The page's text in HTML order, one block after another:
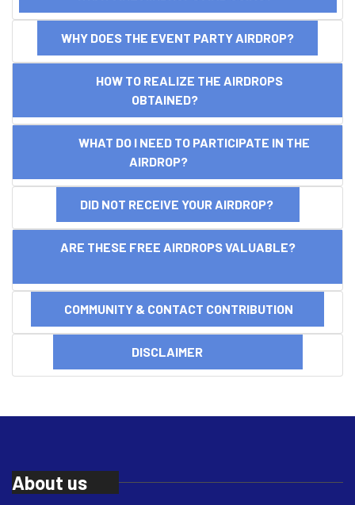
WHY DOES THE EVENT PARTY AIRDROP?
HOW TO REALIZE THE AIRDROPS
OBTAINED?
WHAT DO I NEED TO PARTICIPATE IN THE
AIRDROP?
DID NOT RECEIVE YOUR AIRDROP?
ARE THESE FREE AIRDROPS VALUABLE?
COMMUNITY & CONTACT CONTRIBUTION
DISCLAIMER
About us